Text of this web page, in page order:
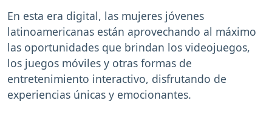
En esta era digital, las mujeres jóvenes
latinoamericanas están aprovechando al máximo
las oportunidades que brindan los videojuegos,
los juegos móviles y otras formas de
entretenimiento interactivo, disfrutando de
experiencias únicas y emocionantes.